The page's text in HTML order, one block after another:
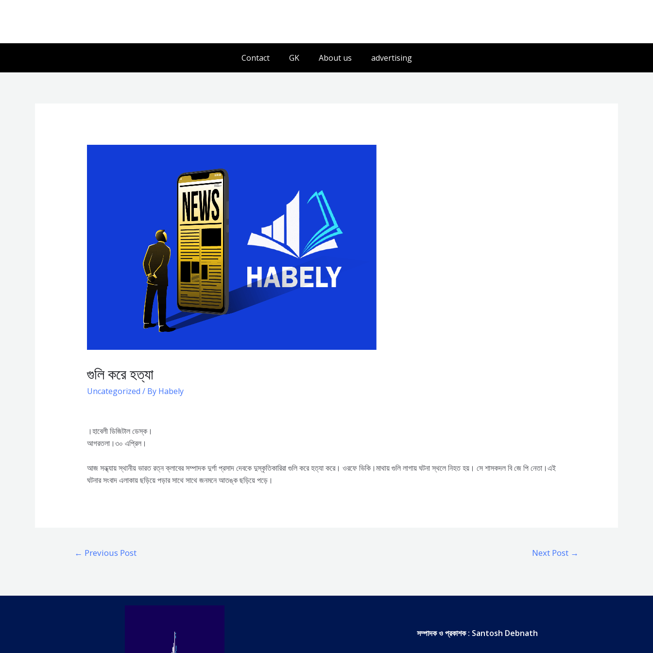
Contact GK About us advertising
গুলি করে হত্যা
Uncategorized / By Habely
।হাবেলী ডিজিটাল ডেস্ক।
আগরতলা।৩০ এপ্রিল।
আজ সন্ধ্যায় স্থানীয় ভারত রত্ন ক্লাবের সম্পাদক দুর্গা প্রসাদ দেবকে দুস্কৃতিকারিরা গুলি করে হত্যা করে। ওরফে ভিকি।মাথায় গুলি লাগায় ঘটনা স্থলে নিহত হয়। সে শাসকদল বি জে পি নেতা।এই
ঘটনার সংবাদ এলাকায় ছড়িয়ে পড়ার সাথে সাথে জনমনে আতঙ্ক ছড়িয়ে পড়ে।
← Previous Post Next Post →
সম্পাদক ও প্রকাশক : Santosh Debnath